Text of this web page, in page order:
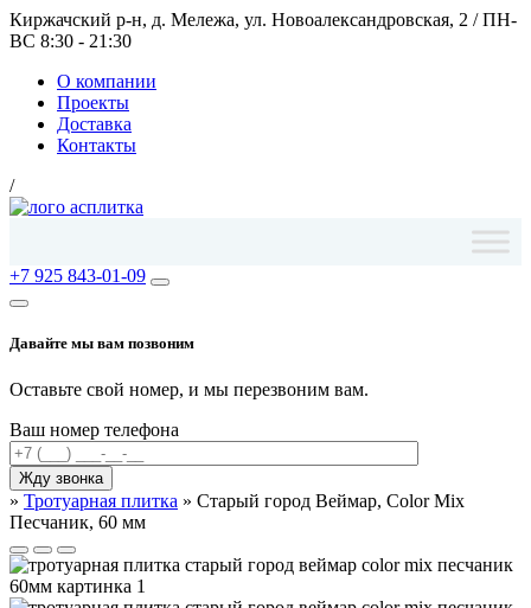
Киржачский р-н, д. Мележа, ул. Новоалександровская, 2 / ПН-
ВС 8:30 - 21:30
О компании
Проекты
Доставка
Контакты
/
+7 925 843-01-09
Давайте мы вам позвоним
Оставьте свой номер, и мы перезвоним вам.
Ваш номер телефона
» Тротуарная плитка » Старый город Веймар, Color Mix
Песчаник, 60 мм